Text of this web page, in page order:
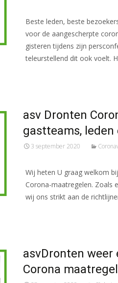
Beste leden, beste
voor de aangescherpte
gisteren tijdens zijn
teleurstellend dit ook voelt.
asv Dronten
gastteams, leden
3 september 2020
Wij heten U graag welkom
Corona-maatregelen. Zoals
wij ons strikt aan de
asvDronten
Corona